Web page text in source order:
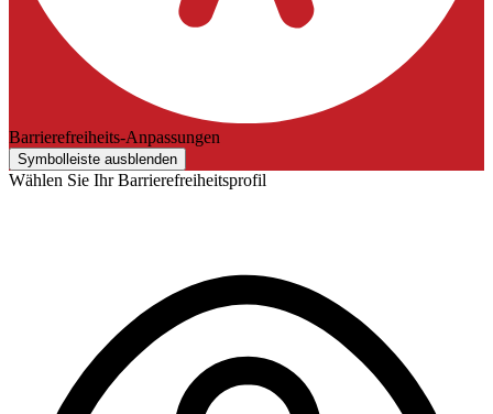
Barrierefreiheits-Anpassungen
Symbolleiste ausblenden
Wählen Sie Ihr Barrierefreiheitsprofil